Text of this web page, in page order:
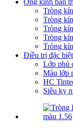
Tròng
Tròng
Tròng
Tròng
Tròng
Điều trị đặc biệt
Lớp phủ
Màu lớp
HC
Siêu kỵ